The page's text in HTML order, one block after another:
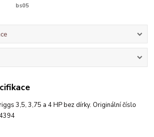
bs05
3,5, 3,75 a 4 HP bez dírky. Originální číslo